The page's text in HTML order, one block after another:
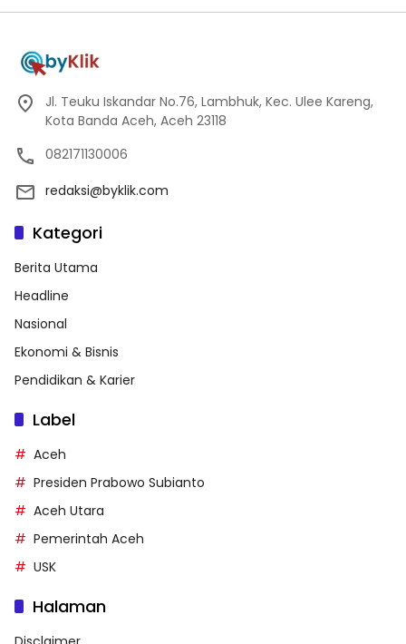
Jl. Teuku Iskandar No.76, Lambhuk, Kec. Ulee Kareng,
Kota Banda Aceh, Aceh 23118
082171130006
redaksi@byklik.com
Kategori
Berita Utama
Headline
Nasional
Ekonomi & Bisnis
Pendidikan & Karier
Label
Aceh
Presiden Prabowo Subianto
Aceh Utara
Pemerintah Aceh
USK
Halaman